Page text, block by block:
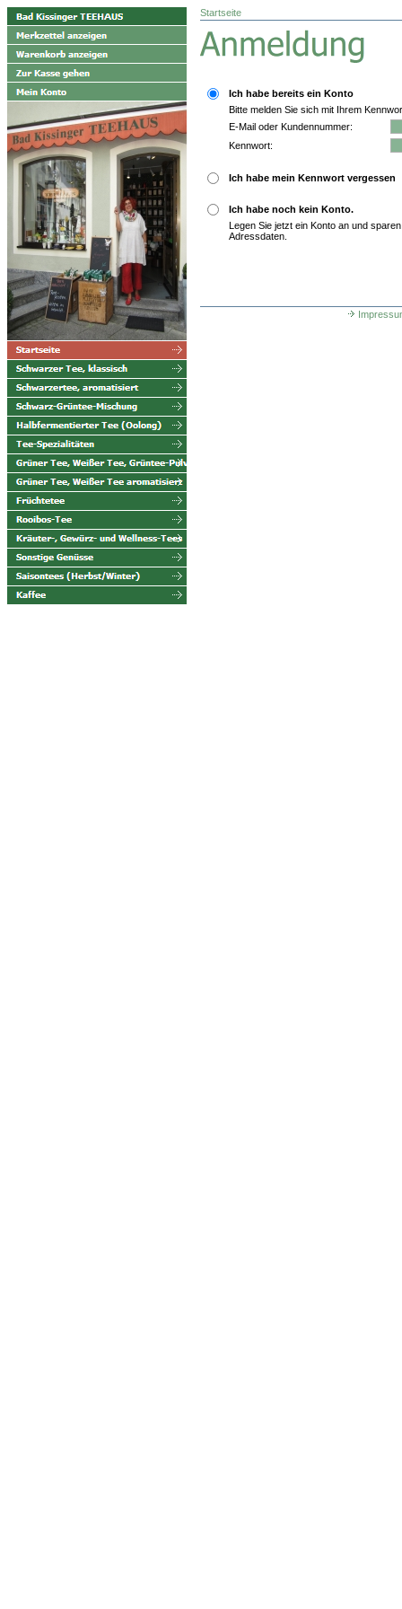
Startseite
Ich habe bereits ein Konto
Bitte melden Sie sich mit Ihrem
E-Mail oder Kundennummer:
Kennwort:
Ich habe mein Kennwort vergessen
Ich habe noch kein Konto.
Legen Sie jetzt ein Konto an und
Adressdaten.